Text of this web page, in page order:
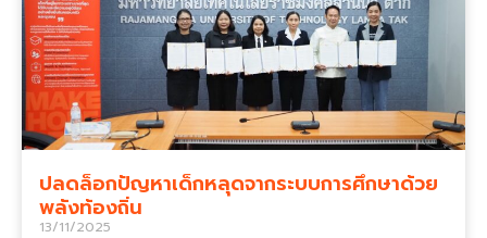
ปลดล็อกปัญหาเด็กหลุดจากระบบการศึกษาด้วย
พลังท้องถิ่น
13/11/2025